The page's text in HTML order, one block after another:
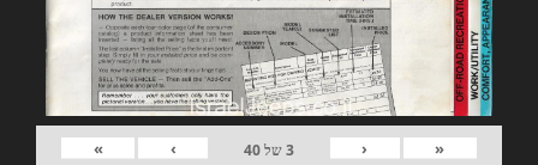
«
‹
3של40
›
»